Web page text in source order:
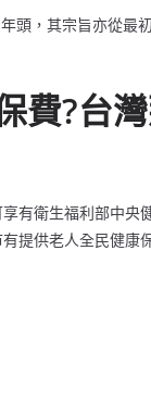
頭，其宗旨亦從最
費?台
有衛生福利部中
提供老人全民健康